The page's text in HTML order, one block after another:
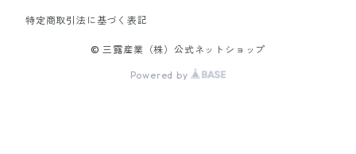
特定商取引法に基づく表記
© 三露産業（株）公式ネットショップ
Powered by